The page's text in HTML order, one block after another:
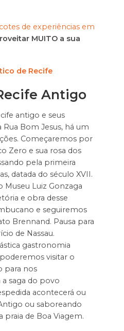
de experiências em
MUITO a sua
de Recife
Antigo
antigo e seus
Rua Bom Jesus, há um
Começaremos por
Zero e sua rosa dos
pela primeira
datada do século XVII.
Museu Luiz Gonzaga
e obra desse
e seguiremos
Brennand. Pausa para
de Nassau.
gastronomia
visitar o
para nos
saga do povo
acontecerá ou
ou saboreando
praia de Boa Viagem.